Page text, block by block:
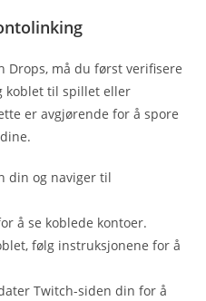
Drops, må du først verifisere
koblet til spillet eller
er avgjørende for å spore
din og naviger til
å se koblede kontoer.
følg instruksjonene for å
Twitch-siden din for å